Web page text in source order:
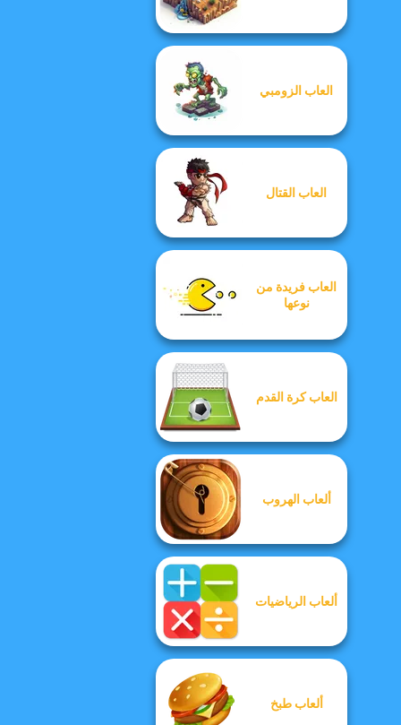
العاب الزومبي
العاب القتال
العاب فريدة من
نوعها
العاب كرة القدم
ألعاب الهروب
ألعاب الرياضيات
ألعاب طبخ